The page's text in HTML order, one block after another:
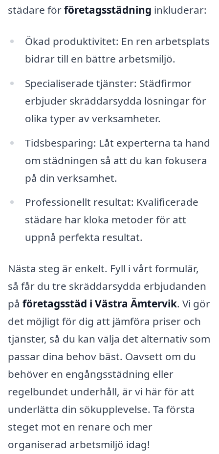
städare förföretagsstädning inkluderar:
Ökad produktivitet: En ren arbetsplats
bidrar till en bättre arbetsmiljö.
Specialiserade tjänster: Städfirmor
erbjuder skräddarsydda lösningar för
olika typer av verksamheter.
Tidsbesparing: Låt experterna ta hand
om städningen så att du kan fokusera
på din verksamhet.
Professionellt resultat: Kvalificerade
städare har kloka metoder för att
uppnå perfekta resultat.
Nästa steg är enkelt. Fyll i vårt formulär,
så får du tre skräddarsydda erbjudanden
på företagsstäd i Västra Ämtervik. Vi gör
det möjligt för dig att jämföra priser och
tjänster, så du kan välja det alternativ som
passar dina behov bäst. Oavsett om du
behöver en engångsstädning eller
regelbundet underhåll, är vi här för att
underlätta din sökupplevelse. Ta första
steget mot en renare och mer
organiserad arbetsmiljö idag!